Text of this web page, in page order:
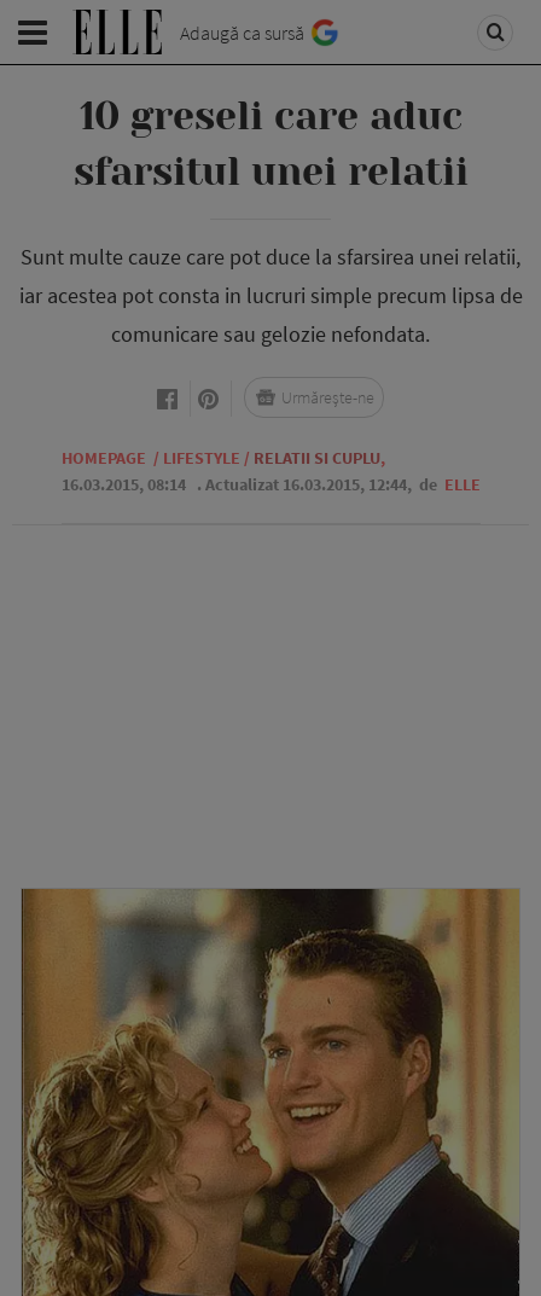
Adaugă ca sursă
10 greseli care aduc
sfarsitul unei relatii
Sunt multe cauze care pot duce la sfarsirea unei relatii,
iar acestea pot consta in lucruri simple precum lipsa de
comunicare sau gelozie nefondata.
HOMEPAGE / LIFESTYLE / RELATII SI CUPLU,
16.03.2015, 08:14 . Actualizat 16.03.2015, 12:44, de ELLE
Urmărește-ne